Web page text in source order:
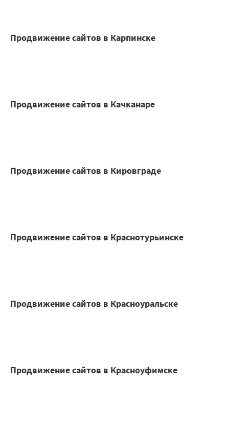
Продвижение сайтов в Карпинске
Продвижение сайтов в Качканаре
Продвижение сайтов в Кировграде
Продвижение сайтов в Краснотурьинске
Продвижение сайтов в Красноуральске
Продвижение сайтов в Красноуфимске